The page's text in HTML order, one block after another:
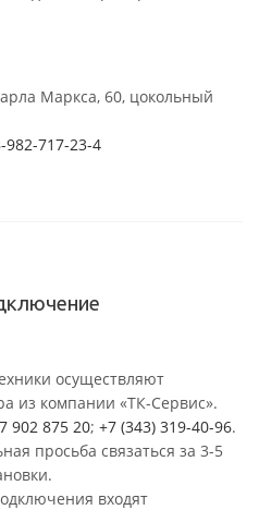
Маркса, 60, цокольный
982-717-23-4
осуществляют
из компании «ТК-Сервис».
902 875 20; +7 (343) 319-40-96.
просьба связаться за 3-5
входят